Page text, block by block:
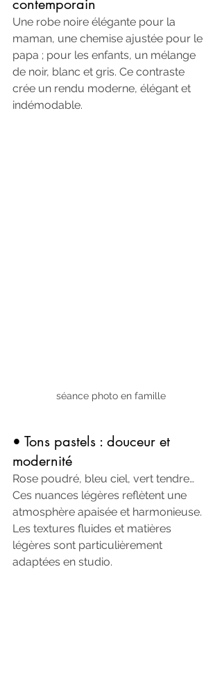
contemporain
Une robe noire élégante pour la
maman, une chemise ajustée pour le
papa ; pour les enfants, un mélange
de noir, blanc et gris. Ce contraste
crée un rendu moderne, élégant et
indémodable.
séance photo en famille
• Tons pastels : douceur et
modernité
Rose poudré, bleu ciel, vert tendre…
Ces nuances légères reflètent une
atmosphère apaisée et harmonieuse.
Les textures fluides et matières
légères sont particulièrement
adaptées en studio.